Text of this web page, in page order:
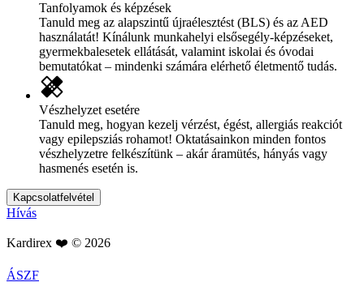
Tanfolyamok és képzések
Tanuld meg az alapszintű újraélesztést (BLS) és az AED
használatát! Kínálunk munkahelyi elsősegély-képzéseket,
gyermekbalesetek ellátását, valamint iskolai és óvodai
bemutatókat – mindenki számára elérhető életmentő tudás.
healing
Vészhelyzet esetére
Tanuld meg, hogyan kezelj vérzést, égést, allergiás reakciót
vagy epilepsziás rohamot! Oktatásainkon minden fontos
vészhelyzetre felkészítünk – akár áramütés, hányás vagy
hasmenés esetén is.
Kapcsolatfelvétel
Hívás
Kardirex ❤️ © 2026
ÁSZF